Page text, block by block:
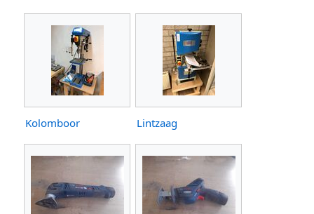
Kolomboor Lintzaag